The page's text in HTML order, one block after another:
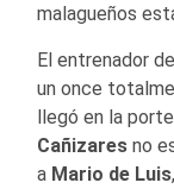
malagueños
El entrenador
un once
llegó en la
Cañizares no
a Mario de Luis